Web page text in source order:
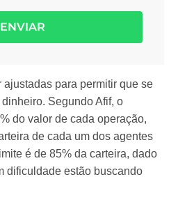
ENVIAR
para permitir que se
Segundo Afif, o
do valor de cada operação,
de cada um dos agentes
é de 85% da carteira, dado
dificuldade estão buscando